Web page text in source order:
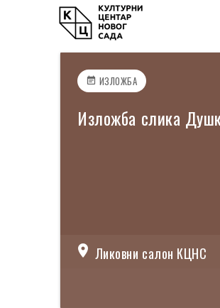
event_note ИЗЛОЖБА
Изложба слика
location_on Ликовни салон КЦНС